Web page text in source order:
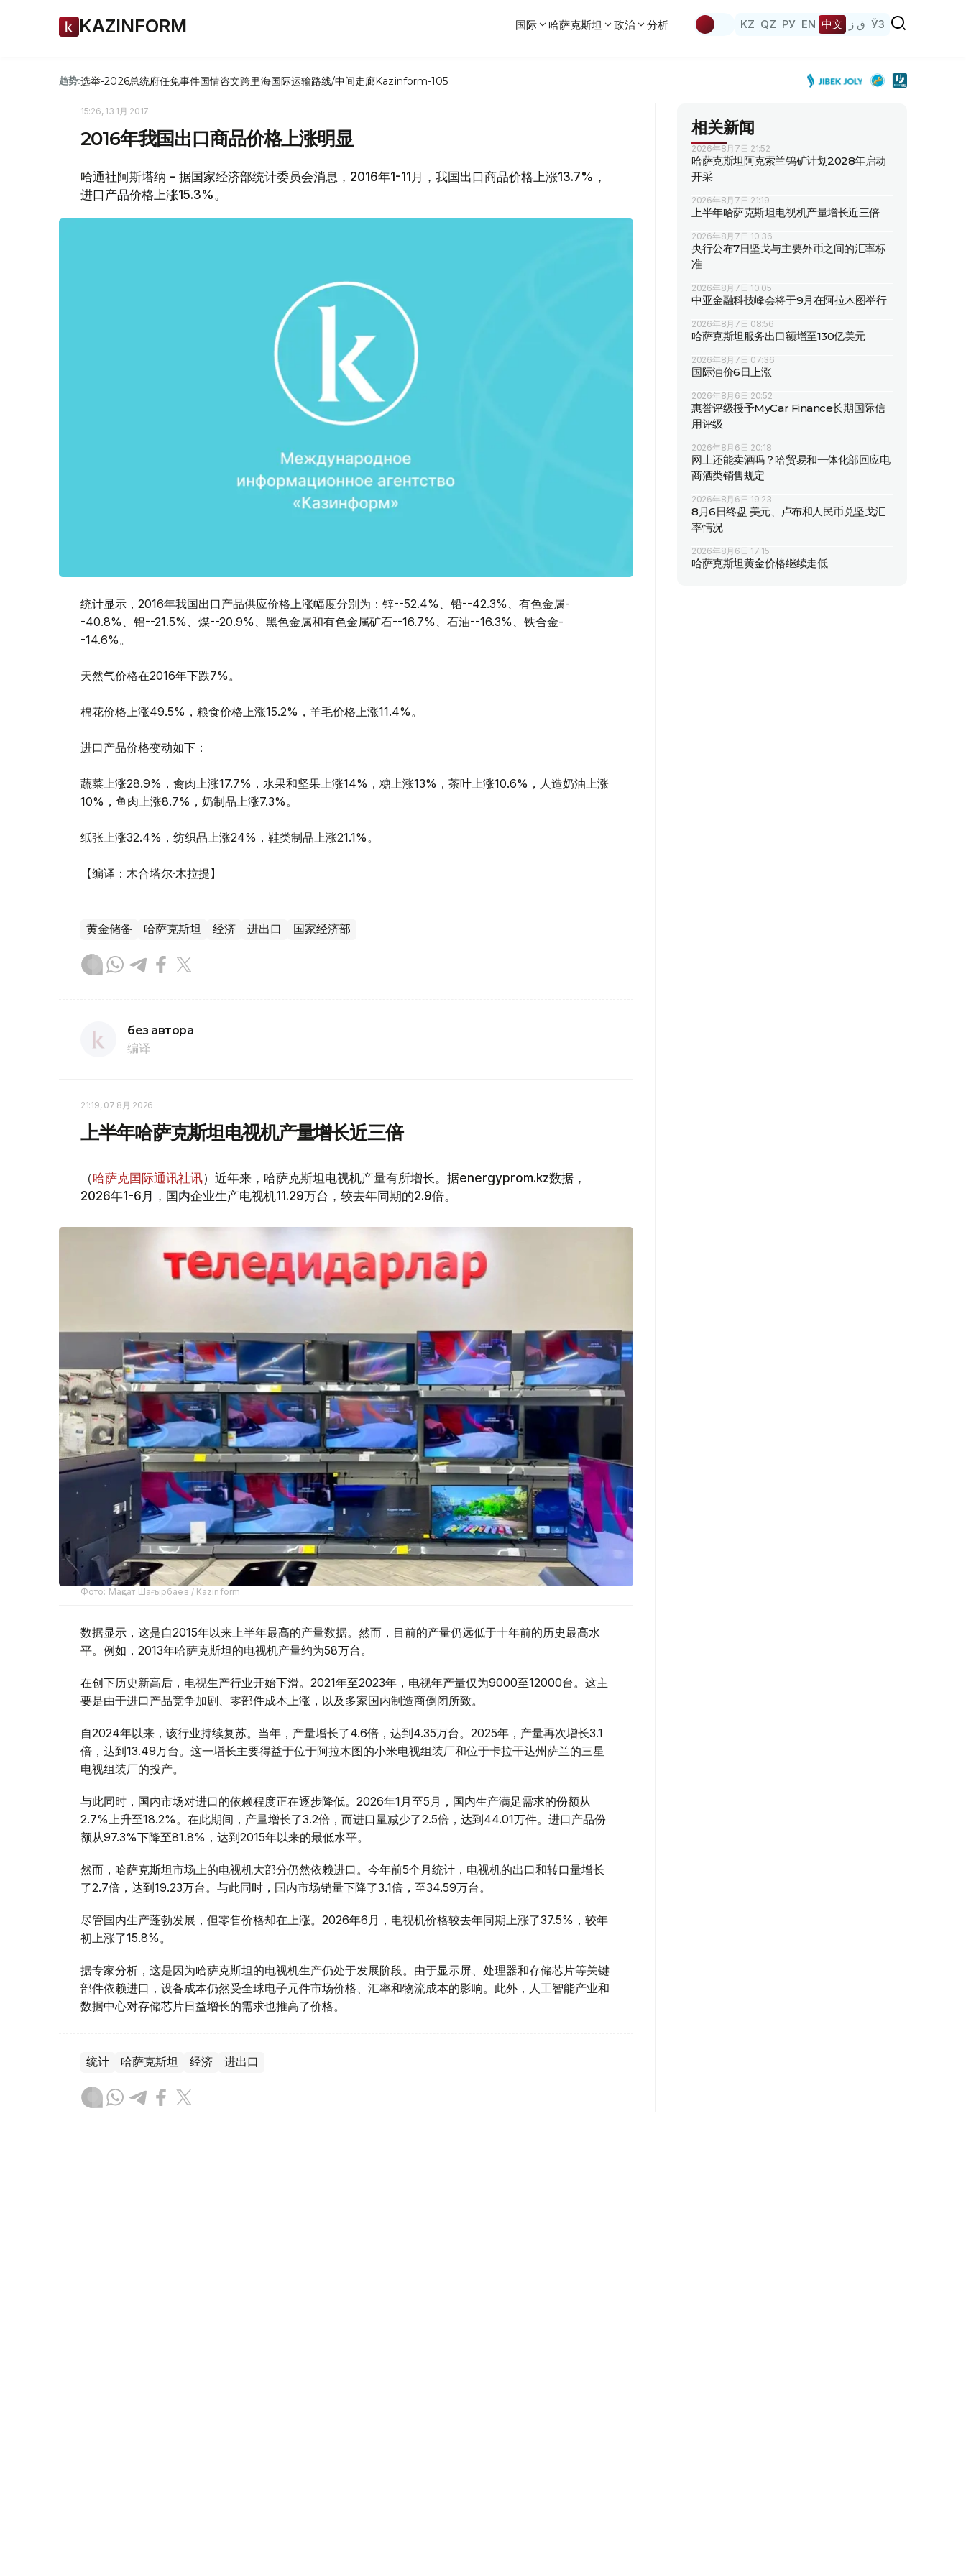
KAZINFORM 国际 哈萨克斯坦 政治 分析 KZ QZ РУ EN 中文 ق ز ЎЗ
趋势:选举-2026总统府任免事件国情咨文跨里海国际运输路线/中间走廊Kazinform-105
15:26, 13 1月 2017
2016年我国出口商品价格上涨明显
哈通社阿斯塔纳 - 据国家经济部统计委员会消息，2016年1-11月，我国出口商品价格上涨13.7%，
进口产品价格上涨15.3%。
统计显示，2016年我国出口产品供应价格上涨幅度分别为：锌--52.4%、铅--42.3%、有色金属-
-40.8%、铝--21.5%、煤--20.9%、黑色金属和有色金属矿石--16.7%、石油--16.3%、铁合金-
-14.6%。
天然气价格在2016年下跌7%。
棉花价格上涨49.5%，粮食价格上涨15.2%，羊毛价格上涨11.4%。
进口产品价格变动如下：
蔬菜上涨28.9%，禽肉上涨17.7%，水果和坚果上涨14%，糖上涨13%，茶叶上涨10.6%，人造奶油上涨
10%，鱼肉上涨8.7%，奶制品上涨7.3%。
纸张上涨32.4%，纺织品上涨24%，鞋类制品上涨21.1%。
【编译：木合塔尔·木拉提】
黄金储备 哈萨克斯坦 经济 进出口 国家经济部
без автора
编译
21:19, 07 8月 2026
上半年哈萨克斯坦电视机产量增长近三倍
（哈萨克国际通讯社讯）近年来，哈萨克斯坦电视机产量有所增长。据energyprom.kz数据，
2026年1-6月，国内企业生产电视机11.29万台，较去年同期的2.9倍。
Фото: Мақсат Шағырбаев / Kazinform
数据显示，这是自2015年以来上半年最高的产量数据。然而，目前的产量仍远低于十年前的历史最高水
平。例如，2013年哈萨克斯坦的电视机产量约为58万台。
在创下历史新高后，电视生产行业开始下滑。2021年至2023年，电视年产量仅为9000至12000台。这主
要是由于进口产品竞争加剧、零部件成本上涨，以及多家国内制造商倒闭所致。
自2024年以来，该行业持续复苏。当年，产量增长了4.6倍，达到4.35万台。2025年，产量再次增长3.1
倍，达到13.49万台。这一增长主要得益于位于阿拉木图的小米电视组装厂和位于卡拉干达州萨兰的三星
电视组装厂的投产。
与此同时，国内市场对进口的依赖程度正在逐步降低。2026年1月至5月，国内生产满足需求的份额从
2.7%上升至18.2%。在此期间，产量增长了3.2倍，而进口量减少了2.5倍，达到44.01万件。进口产品份
额从97.3%下降至81.8%，达到2015年以来的最低水平。
然而，哈萨克斯坦市场上的电视机大部分仍然依赖进口。今年前5个月统计，电视机的出口和转口量增长
了2.7倍，达到19.23万台。与此同时，国内市场销量下降了3.1倍，至34.59万台。
尽管国内生产蓬勃发展，但零售价格却在上涨。2026年6月，电视机价格较去年同期上涨了37.5%，较年
初上涨了15.8%。
据专家分析，这是因为哈萨克斯坦的电视机生产仍处于发展阶段。由于显示屏、处理器和存储芯片等关键
部件依赖进口，设备成本仍然受全球电子元件市场价格、汇率和物流成本的影响。此外，人工智能产业和
数据中心对存储芯片日益增长的需求也推高了价格。
统计 哈萨克斯坦 经济 进出口
相关新闻
2026年8月7日 21:52
哈萨克斯坦阿克索兰钨矿计划2028年启动
开采
2026年8月7日 21:19
上半年哈萨克斯坦电视机产量增长近三倍
2026年8月7日 10:36
央行公布7日坚戈与主要外币之间的汇率标
准
2026年8月7日 10:05
中亚金融科技峰会将于9月在阿拉木图举行
2026年8月7日 08:56
哈萨克斯坦服务出口额增至130亿美元
2026年8月7日 07:36
国际油价6日上涨
2026年8月6日 20:52
惠誉评级授予MyCar Finance长期国际信
用评级
2026年8月6日 20:18
网上还能卖酒吗？哈贸易和一体化部回应电
商酒类销售规定
2026年8月6日 19:23
8月6日终盘 美元、卢布和人民币兑坚戈汇
率情况
2026年8月6日 17:15
哈萨克斯坦黄金价格继续走低